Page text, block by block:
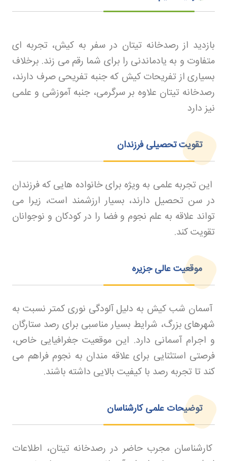
بازدید از رصدخانه تیتان در سفر به کیش، تجربه‌ ای
متفاوت و به یادماندنی را برای شما رقم می‌ زند. برخلاف
بسیاری از تفریحات کیش که جنبه تفریحی صرف دارند،
رصدخانه تیتان علاوه بر سرگرمی، جنبه آموزشی و علمی
نیز دارد
تقویت تحصیلی فرزندان
این تجربه علمی به ویژه برای خانواده‌ هایی که فرزندان
در سن تحصیل دارند، بسیار ارزشمند است، زیرا می‌
تواند علاقه به علم نجوم و فضا را در کودکان و نوجوانان
تقویت کند.
موقعیت عالی جزیره
آسمان شب کیش به دلیل آلودگی نوری کمتر نسبت به
شهرهای بزرگ، شرایط بسیار مناسبی برای رصد ستارگان
و اجرام آسمانی دارد. این موقعیت جغرافیایی خاص،
فرصتی استثنایی برای علاقه مندان به نجوم فراهم می‌
کند تا تجربه رصد با کیفیت بالایی داشته باشند.
توضیحات علمی کارشناسان
کارشناسان مجرب حاضر در رصدخانه تیتان، اطلاعات